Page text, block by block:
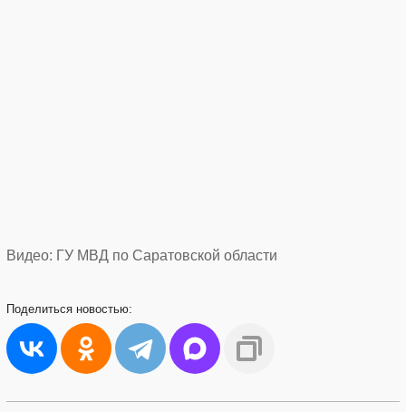
Видео: ГУ МВД по Саратовской области
Поделиться новостью: